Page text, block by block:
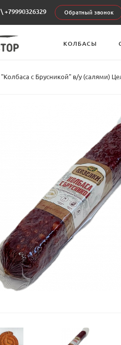
\ +79990326329 Обратный звонок
КОЛБАСЫ
"Колбаса с Брусникой" в/у (салями)